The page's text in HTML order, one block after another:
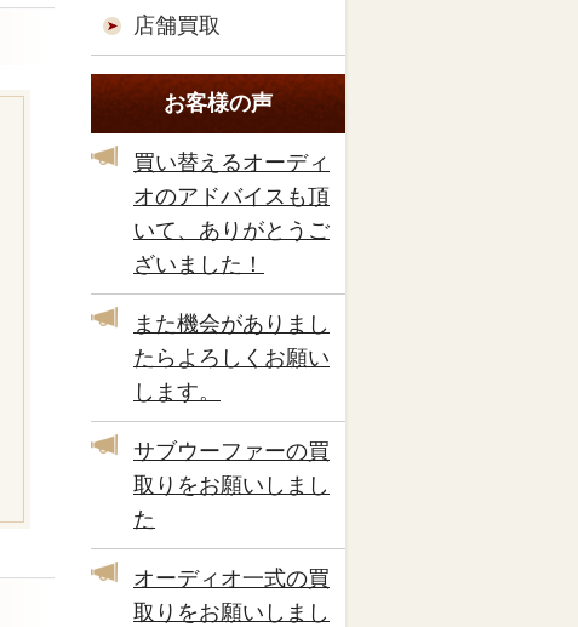
店舗買取
お客様の声
買い替えるオーディ
オのアドバイスも頂
いて、ありがとうご
ざいました！
また機会がありまし
たらよろしくお願い
します。
サブウーファーの買
取りをお願いしまし
た
オーディオ一式の買
取りをお願いしまし